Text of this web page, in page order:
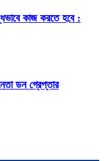
কাজ করতে হবে :
ডন গ্রেপ্তার